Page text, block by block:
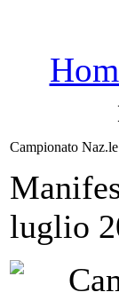
Campionato
luglio